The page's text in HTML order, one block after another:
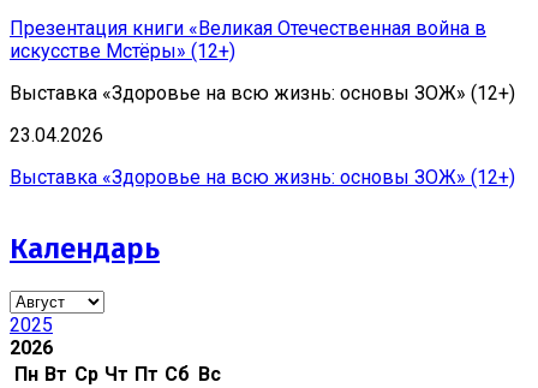
Презентация книги «Великая Отечественная война в
искусстве Мстёры» (12+)
Выставка «Здоровье на всю жизнь: основы ЗОЖ» (12+)
23.04.2026
Выставка «Здоровье на всю жизнь: основы ЗОЖ» (12+)
Календарь
2025
2026
Пн Вт Ср Чт Пт Сб Вс